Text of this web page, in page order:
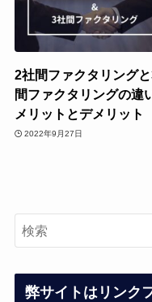
2社間ファクタリング
間ファクタリングの違
メリットとデメリット
2022年9月27日
弊サイトはリンク